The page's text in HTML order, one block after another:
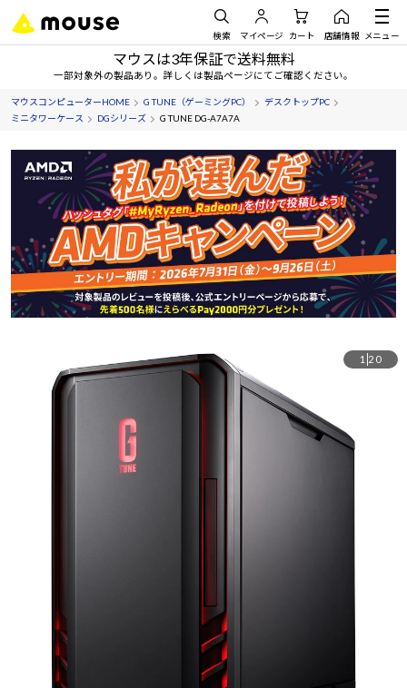
検索 マイページ カート 店舗情報 メニュー
マウスは3年保証で送料無料
一部対象外の製品あり。詳しくは製品ページにてご確認ください。
マウスコンピューターHOME G TUNE（ゲーミングPC）
デスクトップPC
ミニタワーケース
DGシリーズ G TUNE DG-A7A7A
1 20